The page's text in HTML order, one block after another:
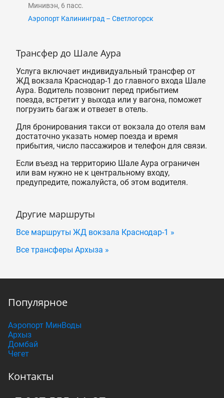
Минивэн, 6 пасс.
Аэропорт Калининград – Светлогорск
Трансфер до Шале Аура
Услуга включает индивидуальный трансфер от
ЖД вокзала Краснодар-1 до главного входа Шале
Аура. Водитель позвонит перед прибытием
поезда, встретит у выхода или у вагона, поможет
погрузить багаж и отвезет в отель.
Для бронирования такси от вокзала до отеля вам
достаточно указать номер поезда и время
прибытия, число пассажиров и телефон для связи.
Если въезд на территорию Шале Аура ограничен
или вам нужно не к центральному входу,
предупредите, пожалуйста, об этом водителя.
Другие маршруты
Все маршруты ЖД вокзала Краснодар-1 »
Все трансферы Архыза »
Популярное
Аэропорт МинВоды
Архыз
Домбай
Чегет
Контакты